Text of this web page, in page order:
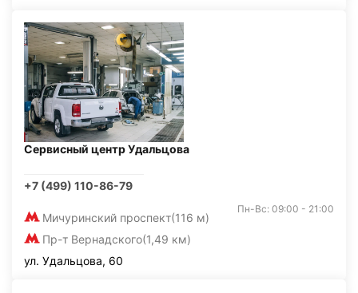
Сервисный центр Удальцова
+7 (499) 110-86-79
Мичуринский проспект(116 м)
Пр-т Вернадского(1,49 км)
Пн-Вс: 09:00 - 21:00
ул. Удальцова, 60